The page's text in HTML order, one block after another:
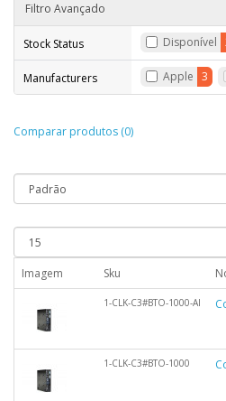
Filtro Avançado
Stock Status Disponível
Manufacturers Apple 3
Comparar produtos (0)
Imagem Sku
1-CLK-C3#BTO-1000-AI
1-CLK-C3#BTO-1000